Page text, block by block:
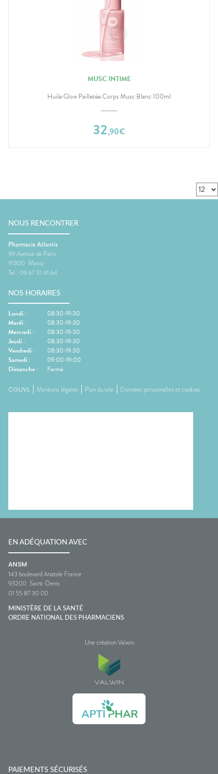
MUSC INTIME
Huile Glow Pailletée Corps Musc Blanc 100ml
32,90€
NOUS RENCONTRER
Pharmacie Atlantis
99 Avenue de Paris
91300 Massy
Tel : 09 67 10 91 64
NOS HORAIRES
Lundi :
08:30-19:30
Mardi :
08:30-19:30
Mercredi :
08:30-19:30
Jeudi :
08:30-19:30
Vendredi :
08:30-19:30
Samedi :
09:00-19:00
Dimanche : Fermé
CGUVL Mentions légales Plan du site Données personnelles et cookies
EN ADÉQUATION AVEC
ANSM
143 boulevard Anatole France
93200 Saint-Denis
01 55 87 30 00
MINISTÈRE DE LA SANTÉ
ORDRE NATIONAL DES PHARMACIENS
Une création Valwin
PAIEMENTS SÉCURISÉS